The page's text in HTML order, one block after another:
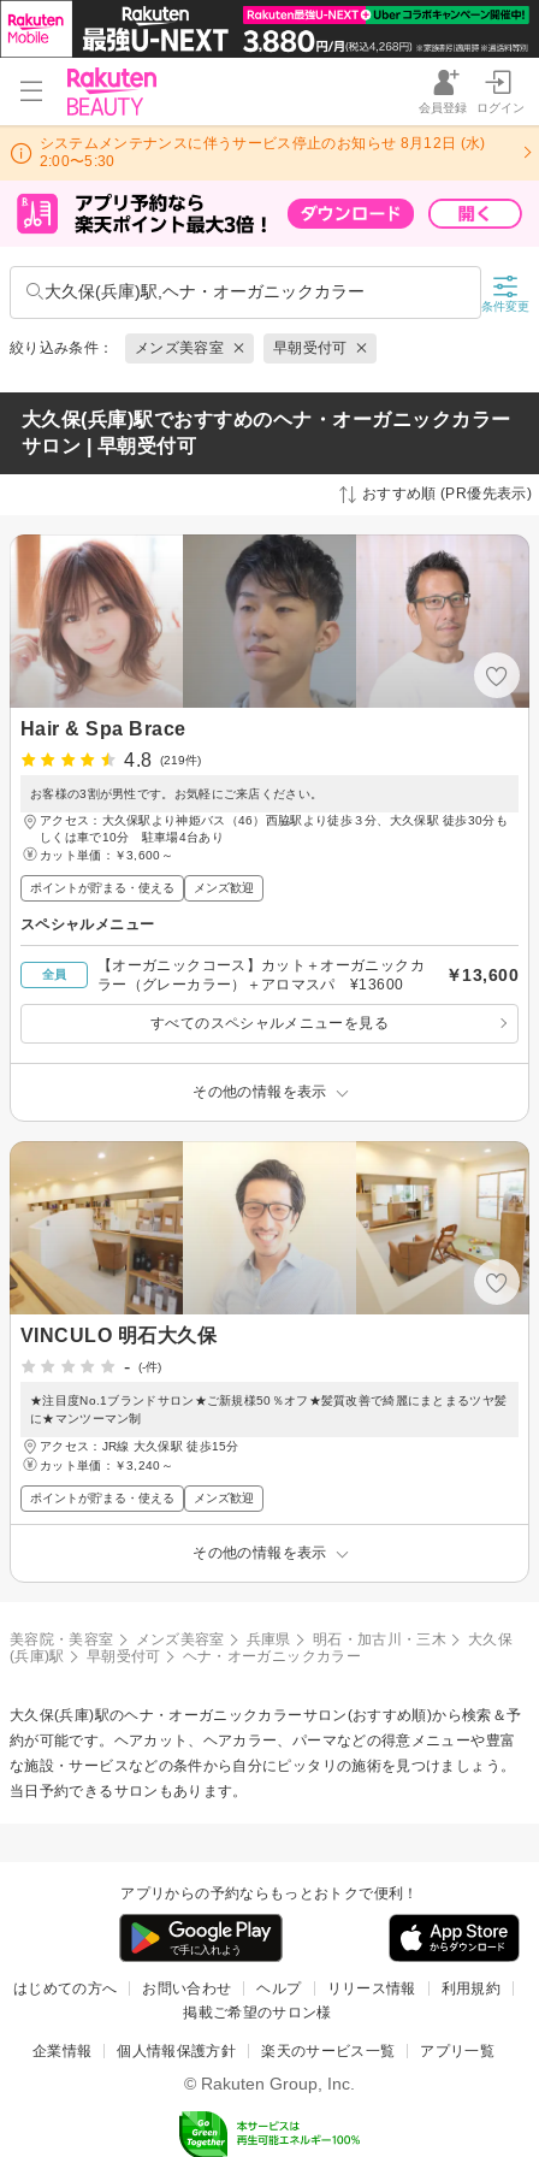
会員登録 ログイン
システムメンテナンスに伴うサービス停止のお知らせ 8月12日 (水)
2:00〜5:30
大久保(兵庫)駅,ヘナ・オーガニックカラー
条件変更
絞り込み条件： メンズ美容室 早朝受付可
大久保(兵庫)駅でおすすめのヘナ・オーガニックカラー
サロン | 早朝受付可
おすすめ順 (PR優先表示)
Hair & Spa Brace
4.8
(219件)
お客様の3割が男性です。お気軽にご来店ください。
アクセス：大久保駅より神姫バス（46）西脇駅より徒歩３分、大久保駅 徒歩30分も
しくは車で10分 駐車場4台あり
カット単価： ￥3,600～
ポイントが貯まる・使える メンズ歓迎
スペシャルメニュー
全員
【オーガニックコース】カット＋オーガニックカ
ラー（グレーカラー）＋アロマスパ ¥13600
￥13,600
すべてのスペシャルメニューを見る
その他の情報を表示
VINCULO 明石大久保
-
(-件)
★注目度No.1ブランドサロン★ご新規様50％オフ★髪質改善で綺麗にまとまるツヤ髪
に★マンツーマン制
アクセス：JR線 大久保駅 徒歩15分
カット単価： ￥3,240～
ポイントが貯まる・使える メンズ歓迎
その他の情報を表示
美容院・美容室 メンズ美容室 兵庫県 明石・加古川・三木
大久保
(兵庫)駅
早朝受付可 ヘナ・オーガニックカラー
大久保(兵庫)駅のヘナ・オーガニックカラーサロン(おすすめ順)から検索＆予
約が可能です。ヘアカット、ヘアカラー、パーマなどの得意メニューや豊富
な施設・サービスなどの条件から自分にピッタリの施術を見つけましょう。
当日予約できるサロンもあります。
アプリからの予約ならもっとおトクで便利！
はじめての方へ お問い合わせ ヘルプ リリース情報
利用規約
掲載ご希望のサロン様
企業情報 個人情報保護方針 楽天のサービス一覧 アプリ一覧
© Rakuten Group, Inc.